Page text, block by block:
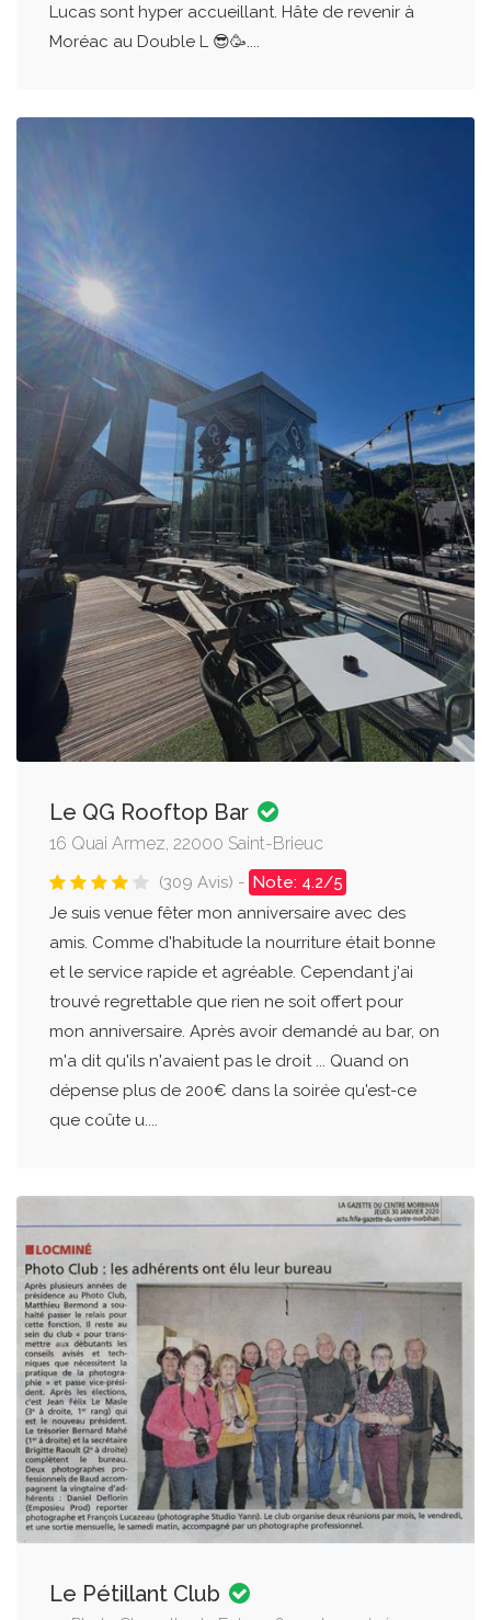
Lucas sont hyper accueillant. Hâte de revenir à
Moréac au Double L 😎🥳....
Le QG Rooftop Bar
16 Quai Armez, 22000 Saint-Brieuc
(309 Avis) - Note: 4.2/5
Je suis venue fêter mon anniversaire avec des
amis. Comme d'habitude la nourriture était bonne
et le service rapide et agréable. Cependant j'ai
trouvé regrettable que rien ne soit offert pour
mon anniversaire. Après avoir demandé au bar, on
m'a dit qu'ils n'avaient pas le droit ... Quand on
dépense plus de 200€ dans la soirée qu'est-ce
que coûte u....
Le Pétillant Club